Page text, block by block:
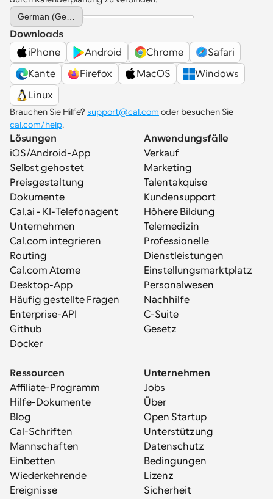
Select Language
Downloads
iPhone
Android Chrome
Safari
Kante
Firefox MacOS
Windows
Linux
Brauchen Sie Hilfe? support@cal.com
cal.com/help.
Lösungen
iOS/Android-App
Selbst gehostet
Preisgestaltung
Dokumente
Cal.ai - KI-Telefonagent
Unternehmen
Cal.com integrieren
Routing
Cal.com Atome
Desktop-App
Häufig gestellte Fragen
Enterprise-API
Github
Docker
Anwendungsfälle
Verkauf
Marketing
Talentakquise
Kundensupport
Höhere Bildung
Telemedizin
Professionelle
Dienstleistungen
Einstellungsmarktplatz
Personalwesen
Nachhilfe
C-Suite
Gesetz
Ressourcen
Affiliate-Programm
Hilfe-Dokumente
Blog
Cal-Schriften
Mannschaften
Einbetten
Wiederkehrende
Ereignisse
Unternehmen
Jobs
Über
Open Startup
Unterstützung
Datenschutz
Bedingungen
Lizenz
Sicherheit